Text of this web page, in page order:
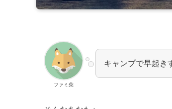
ファミ柴
キャンプで早起き